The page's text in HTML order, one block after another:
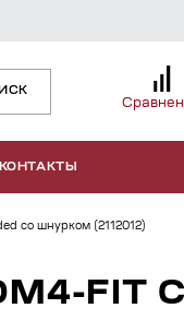
КОНТАКТЫ
со шнурком (2112012)
FIT